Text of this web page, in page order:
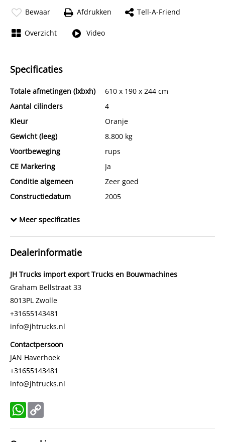
Bewaar Afdrukken Tell-A-Friend
Overzicht Video
Specificaties
Totale afmetingen (lxbxh)
610 x 190 x 244 cm
Aantal cilinders
4
Kleur
Oranje
Gewicht (leeg)
8.800 kg
Voortbeweging
rups
CE Markering
Ja
Conditie algemeen
Zeer goed
Constructiedatum
2005
Meer specificaties
Dealerinformatie
JH Trucks import export Trucks en Bouwmachines
Graham Bellstraat 33
8013PL Zwolle
+31655143481
info@jhtrucks.nl
Contactpersoon
JAN Haverhoek
+31655143481
info@jhtrucks.nl
WhatsApp
Link